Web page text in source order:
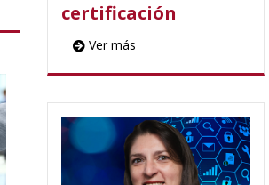
certificación
Ver más